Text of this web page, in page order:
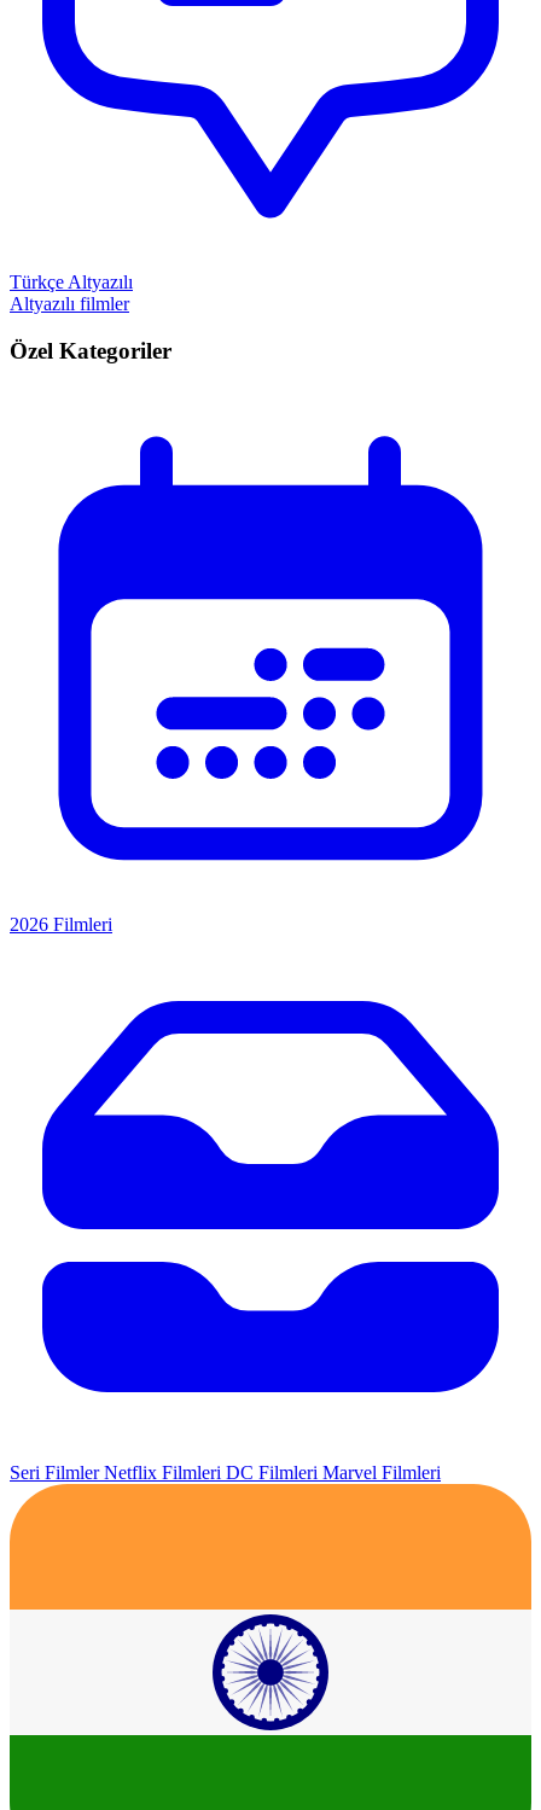
Türkçe Altyazılı
Altyazılı filmler
Özel Kategoriler
2026 Filmleri
Seri Filmler Netflix Filmleri DC Filmleri Marvel Filmleri